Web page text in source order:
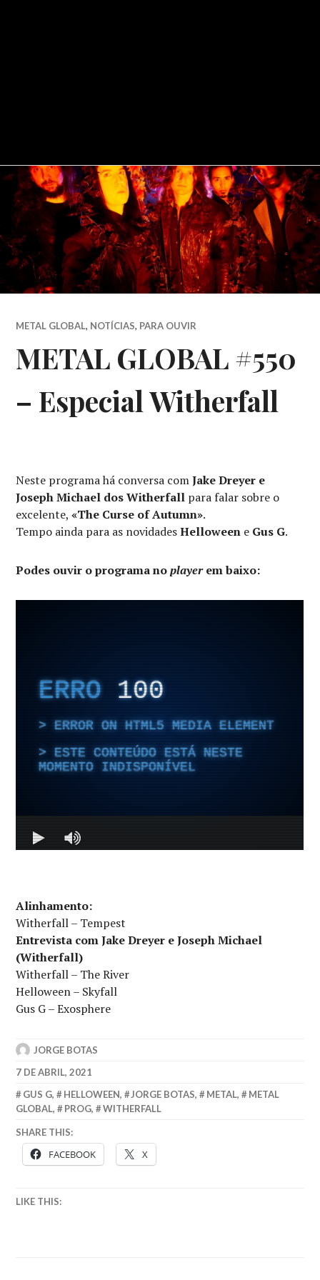
METAL GLOBAL, NOTÍCIAS, PARA OUVIR
METAL GLOBAL #550
– Especial Witherfall
Neste programa há conversa comJake Dreyer e
Joseph Michael dos Witherfall para falar sobre o
excelente,«The Curse of Autumn».
Tempo ainda para as novidadesHelloween e Gus G.
Podes ouvir o programa noplayerem baixo:
Alinhamento:
Witherfall – Tempest
Entrevista com Jake Dreyer e Joseph Michael
(Witherfall)
Witherfall – The River
Helloween – Skyfall
Gus G – Exosphere
JORGE BOTAS
7 DE ABRIL, 2021
GUS G, HELLOWEEN, JORGE BOTAS, METAL,
METAL
GLOBAL, PROG, WITHERFALL
SHARE THIS:
FACEBOOK X
LIKE THIS: